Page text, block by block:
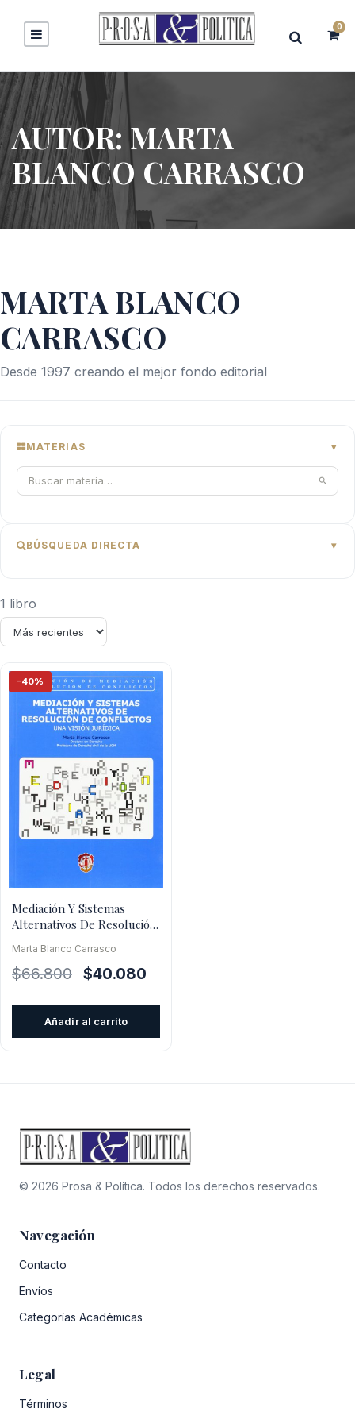
0
AUTOR:MARTA
BLANCO CARRASCO
MARTA BLANCO
CARRASCO
Desde 1997 creando el mejor fondo editorial
MATERIAS
BÚSQUEDA DIRECTA
1 libro
-40%
Mediación Y Sistemas
Alternativos De Resolución
Marta Blanco Carrasco
$66.800
El
$40.080
Añadir al carrito
© 2026 Prosa & Política. Todos los derechos reservados.
Navegación
Contacto
Envíos
Categorías Académicas
Legal
Términos